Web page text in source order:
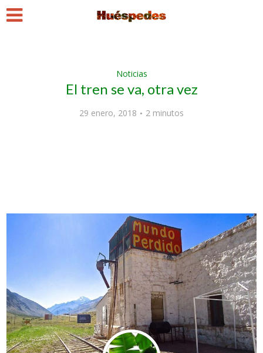
Noticias
El tren se va, otra vez
29 enero, 2018 2 minutos